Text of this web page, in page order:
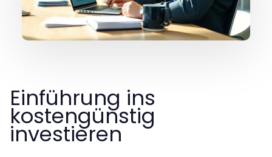
Einführung ins
kostengünstig
investieren